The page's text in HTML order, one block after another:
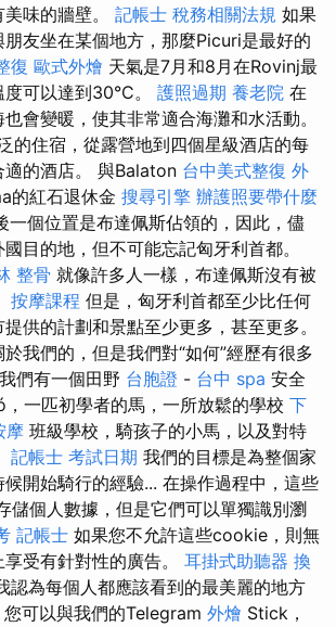
味的牆壁。 記帳士 稅務相關法規 如果
友坐在某個地方，那麼Picuri是最好的
復 歐式外燴 天氣是7月和8月在Rovinj最
可以達到30°C。 護照過期 養老院 在
會變暖，使其非常適合海灘和水活動。
的住宿，從露營地到四個星級酒店的每
適的酒店。 與Balaton 台中美式整復 外
的紅石退休金 搜尋引擎 辦護照要帶什麼
一個位置是布達佩斯佔領的，因此，儘
目的地，但不可能忘記匈牙利首都。
整骨 就像許多人一樣，布達佩斯沒有被
按摩課程 但是，匈牙利首都至少比任何
供的計劃和景點至少更多，甚至更多。
我們的，但是我們對“如何”經歷有很多
我們有一個田野 台胞證 - 台中 spa 安全
一匹初學者的馬，一所放鬆的學校 下
摩 班級學校，騎孩子的小馬，以及對特
記帳士 考試日期 我們的目標是為整個家
開始騎行的經驗... 在操作過程中，這些
儲個人數據，但是它們可以單獨識別瀏
記帳士 如果您不允許這些cookie，則無
受有針對性的廣告。 耳掛式助聽器 換
認為每個人都應該看到的最美麗的地方
您可以與我們的Telegram 外燴 Stick，